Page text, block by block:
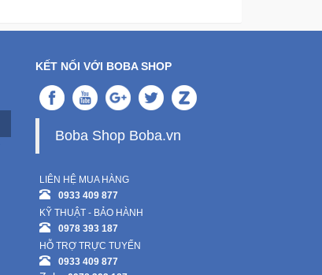
KẾT NỐI VỚI BOBA SHOP
Boba Shop Boba.vn
LIÊN HỆ MUA HÀNG
0933 409 877
KỸ THUẬT - BẢO HÀNH
0978 393 187
HỖ TRỢ TRỰC TUYẾN
0933 409 877